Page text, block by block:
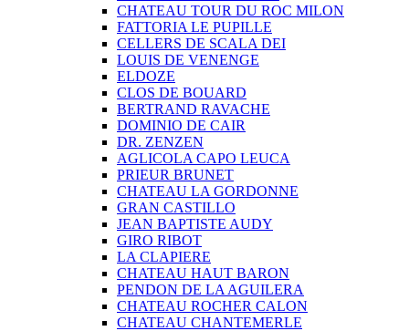
CHATEAU TOUR DU ROC MILON
FATTORIA LE PUPILLE
CELLERS DE SCALA DEI
LOUIS DE VENENGE
ELDOZE
CLOS DE BOUARD
BERTRAND RAVACHE
DOMINIO DE CAIR
DR. ZENZEN
AGLICOLA CAPO LEUCA
PRIEUR BRUNET
CHATEAU LA GORDONNE
GRAN CASTILLO
JEAN BAPTISTE AUDY
GIRO RIBOT
LA CLAPIERE
CHATEAU HAUT BARON
PENDON DE LA AGUILERA
CHATEAU ROCHER CALON
CHATEAU CHANTEMERLE